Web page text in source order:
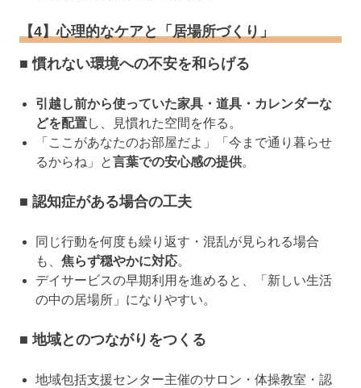
【4】心理的なケアと「居場所づくり」
■ 慣れない環境への不安を和らげる
引越し前から使っていた家具・道具・カレンダーな
どを配置し、見慣れた空間を作る。
「ここがあなたのお部屋だよ」「今まで通り暮らせ
るからね」と言葉での安心感の提供。
■ 認知症がある場合の工夫
同じ行動を何度も繰り返す・混乱が見られる場合
も、 焦らず穏やかに対応。
デイサービスの早期利用を進めると、「新しい生活
の中の居場所」になりやすい。
■ 地域とのつながりをつくる
地域包括支援センター主催のサロン・体操教室・認